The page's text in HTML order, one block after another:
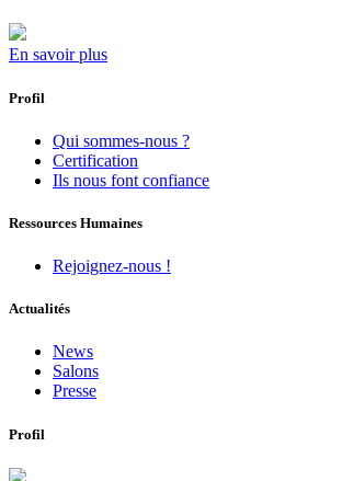
En savoir plus
Profil
Qui sommes-nous ?
Certification
Ils nous font confiance
Ressources Humaines
Rejoignez-nous !
Actualités
News
Salons
Presse
Profil